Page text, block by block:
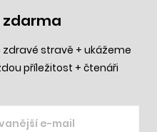
zdravé stravě + ukážeme
příležitost + čtenáři